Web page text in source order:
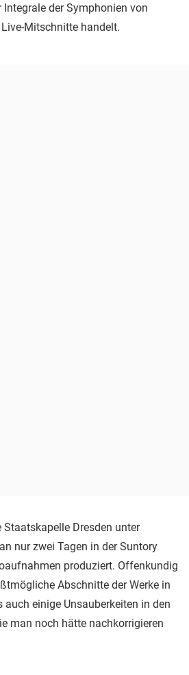
der Symphonien von
Mitschnitte handelt.
Dresden unter
an nur zwei Tagen in der Suntory
produziert. Offenkundig
Abschnitte der Werke in
einige Unsauberkeiten in den
man noch hätte nachkorrigieren